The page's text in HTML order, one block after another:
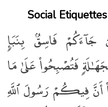
Social
جَآءَكُمْ فَاسِقٌۢ بِنَبَإٍۢ
فَتُصْبِحُوا۟ عَلَىٰ مَا
أَنَّ فِيكُمْ رَسُولَ ٱللَّهِ